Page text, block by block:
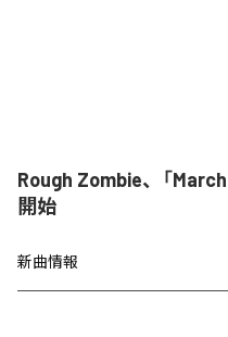
Rough Zombie、「
開始
新曲情報